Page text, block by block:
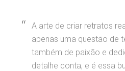
A arte de criar retratos
apenas uma questão de
também de paixão e
detalhe conta, e é essa